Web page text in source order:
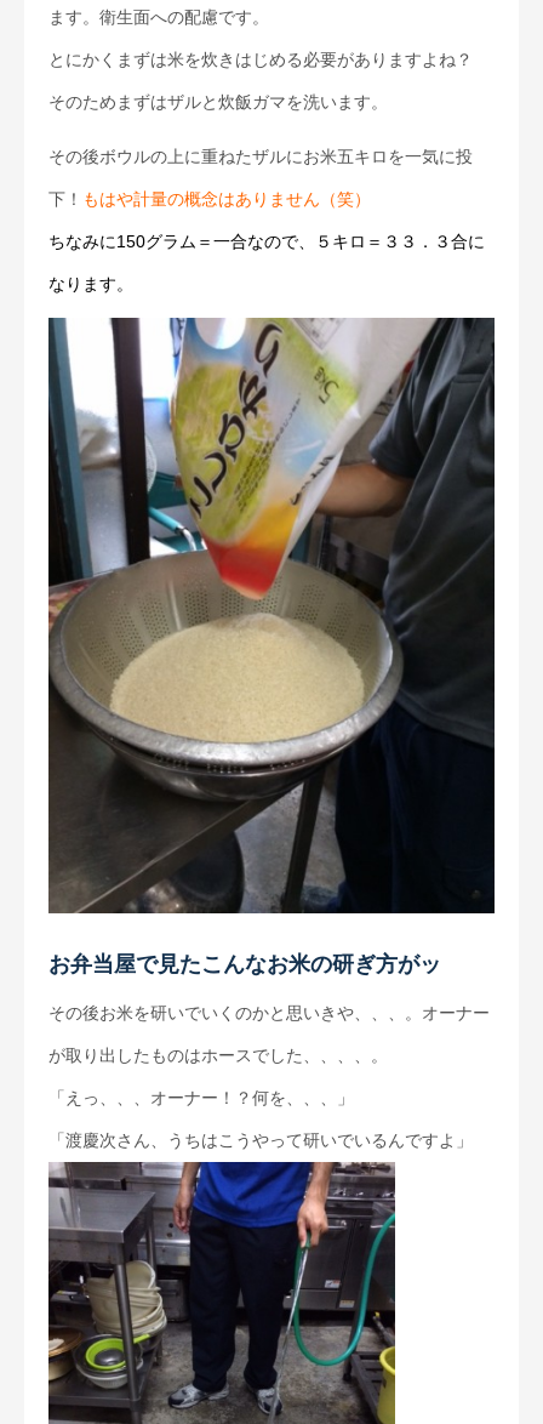
ます。衛生面への配慮です。
とにかくまずは米を炊きはじめる必要がありますよね？
そのためまずはザルと炊飯ガマを洗います。
その後ボウルの上に重ねたザルにお米五キロを一気に投
下！ もはや計量の概念はありません（笑）
ちなみに150グラム＝一合なので、５キロ＝３３．３合に
なります。
お弁当屋で見たこんなお米の研ぎ方がッ
その後お米を研いでいくのかと思いきや、、、。オーナー
が取り出したものはホースでした、、、、。
「えっ、、、オーナー！？何を、、、」
「渡慶次さん、うちはこうやって研いでいるんですよ」